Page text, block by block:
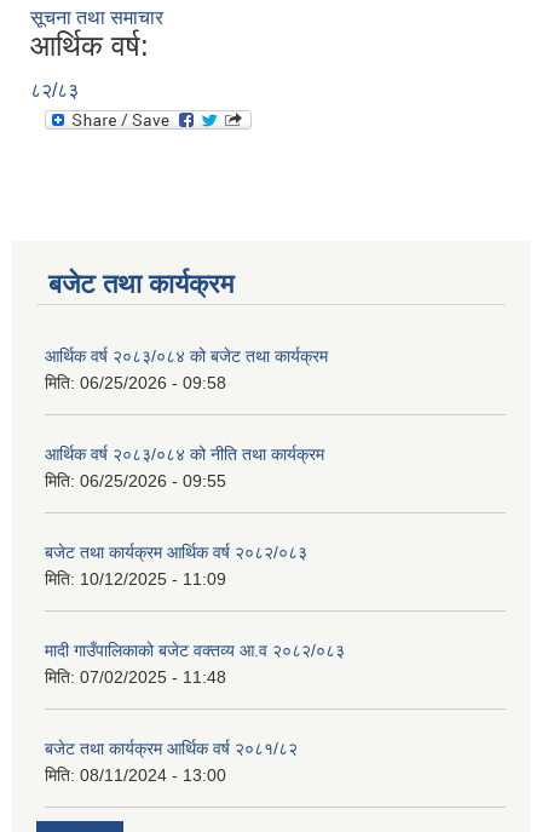
सूचना तथा समाचार
आर्थिक वर्ष:
८२/८३
बजेट तथा कार्यक्रम
आर्थिक वर्ष २०८३/०८४ को बजेट तथा कार्यक्रम
मिति: 06/25/2026 - 09:58
आर्थिक वर्ष २०८३/०८४ को नीति तथा कार्यक्रम
मिति: 06/25/2026 - 09:55
बजेट तथा कार्यक्रम आर्थिक वर्ष २०८२/०८३
मिति: 10/12/2025 - 11:09
मादी गाउँपालिकाको बजेट वक्तव्य आ.व २०८२/०८३
मिति: 07/02/2025 - 11:48
बजेट तथा कार्यक्रम आर्थिक वर्ष २०८१/८२
मिति: 08/11/2024 - 13:00